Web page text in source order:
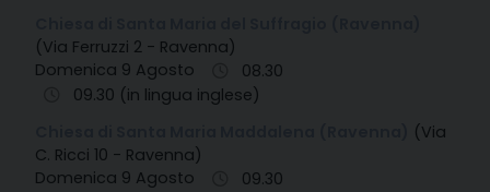
(Via Ferruzzi 2 - Ravenna)
Domenica 9 Agosto
08.30
09.30 (in lingua inglese)
(Via
C. Ricci 10 - Ravenna)
Domenica 9 Agosto
09.30